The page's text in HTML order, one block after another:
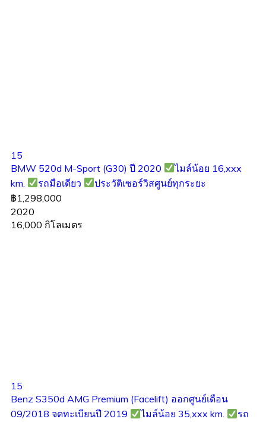
15
BMW 520d M-Sport (G30) ปี 2020
ไมล์น้อย 16,xxx
km.
รถมือเดียว
ประวัติเซอร์วิสศูนย์ทุกระยะ
฿1,298,000
2020
16,000 กิโลเมตร
15
Benz S350d AMG Premium (Facelift) ออกศูนย์เดือน
09/2018 จดทะเบียนปี 2019
ไมล์น้อย 35,xxx km.
รถ